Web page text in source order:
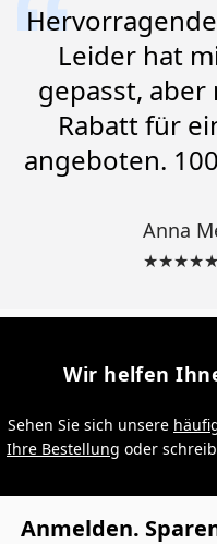
Leider hat
gepasst, aber
Rabatt für
angeboten.
Anna
★★★★★
Wir helfen
Sehen Sie sich unsere
Ihre Bestellung oder
Anmelden.